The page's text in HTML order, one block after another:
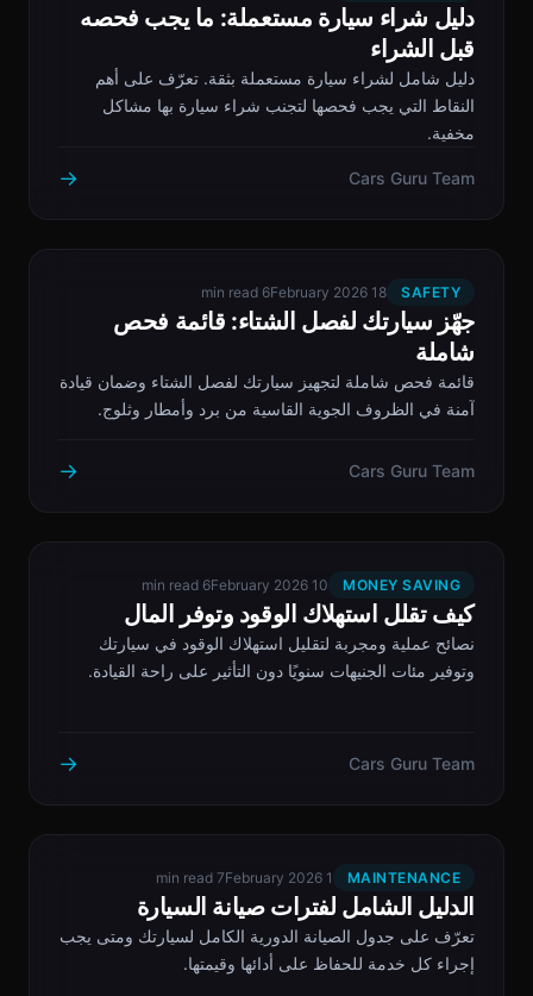
دليل شراء سيارة مستعملة: ما يجب فحصه
قبل الشراء
دليل شامل لشراء سيارة مستعملة بثقة. تعرّف على أهم
النقاط التي يجب فحصها لتجنب شراء سيارة بها مشاكل
مخفية.
Cars Guru Team
→
SAFETY
18 February 2026
6 min read
جهّز سيارتك لفصل الشتاء: قائمة فحص
شاملة
قائمة فحص شاملة لتجهيز سيارتك لفصل الشتاء وضمان قيادة
آمنة في الظروف الجوية القاسية من برد وأمطار وثلوج.
Cars Guru Team
→
MONEY SAVING
10 February 2026
6 min read
كيف تقلل استهلاك الوقود وتوفر المال
نصائح عملية ومجربة لتقليل استهلاك الوقود في سيارتك
وتوفير مئات الجنيهات سنويًا دون التأثير على راحة القيادة.
Cars Guru Team
→
MAINTENANCE
1 February 2026
7 min read
الدليل الشامل لفترات صيانة السيارة
تعرّف على جدول الصيانة الدورية الكامل لسيارتك ومتى يجب
إجراء كل خدمة للحفاظ على أدائها وقيمتها.